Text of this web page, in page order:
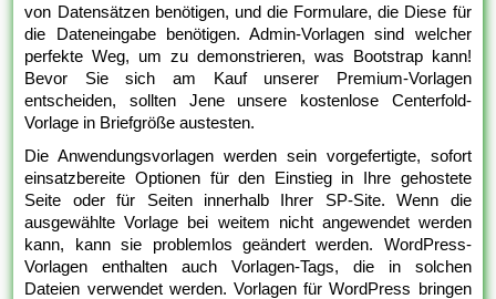
von Datensätzen benötigen, und die Formulare, die Diese für
die Dateneingabe benötigen. Admin-Vorlagen sind welcher
perfekte Weg, um zu demonstrieren, was Bootstrap kann!
Bevor Sie sich am Kauf unserer Premium-Vorlagen
entscheiden, sollten Jene unsere kostenlose Centerfold-
Vorlage in Briefgröße austesten.
Die Anwendungsvorlagen werden sein vorgefertigte, sofort
einsatzbereite Optionen für den Einstieg in Ihre gehostete
Seite oder für Seiten innerhalb Ihrer SP-Site. Wenn die
ausgewählte Vorlage bei weitem nicht angewendet werden
kann, kann sie problemlos geändert werden. WordPress-
Vorlagen enthalten auch Vorlagen-Tags, die in solchen
Dateien verwendet werden. Vorlagen für WordPress bringen